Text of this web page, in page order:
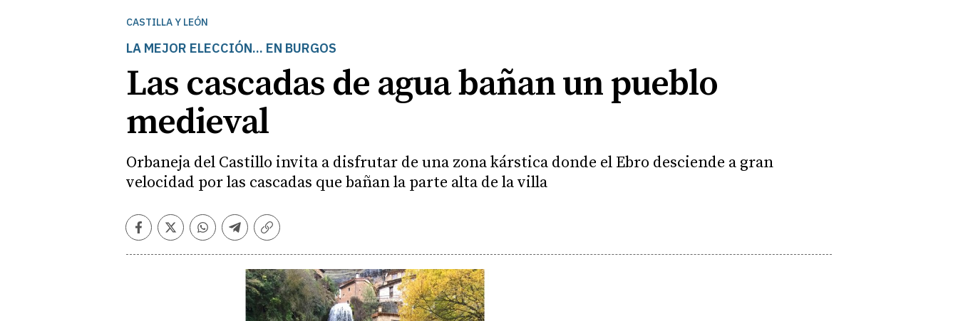
CASTILLA Y LEÓN
LA MEJOR ELECCIÓN... EN BURGOS
Las cascadas de agua bañan un pueblo
medieval
Orbaneja del Castillo invita a disfrutar de una zona kárstica donde el Ebro desciende a gran
velocidad por las cascadas que bañan la parte alta de la villa
Facebook
TwitterWhatsapp
Telegram
Copiar